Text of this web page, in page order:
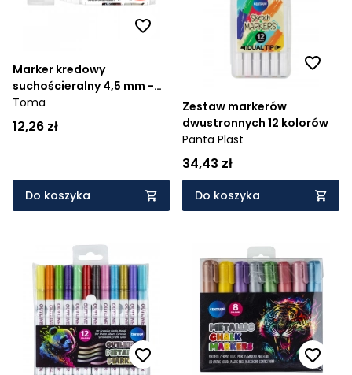
Marker kredowy
suchościeralny 4,5 mm -
biały
Toma
12,26 zł
Do koszyka
Zestaw markerów
dwustronnych 12 kolorów
Panta Plast
34,43 zł
Do koszyka